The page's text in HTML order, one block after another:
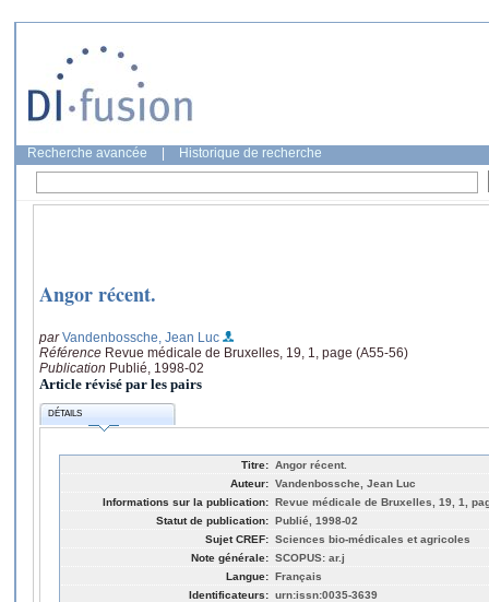
Recherche avancée Historique de recherche
Angor récent.
parVandenbossche, Jean Luc
Référence Revue médicale de Bruxelles, 19, 1, page (A55-56)
Publication Publié, 1998-02
Article révisé par les pairs
DÉTAILS
Titre: Angor récent.
Auteur: Vandenbossche, Jean Luc
Informations sur la publication: Revue médicale de Bruxelles, 19, 1,
Statut de publication: Publié, 1998-02
Sujet CREF: Sciences bio-médicales et agricoles
Note générale: SCOPUS: ar.j
Langue: Français
Identificateurs: urn:issn:0035-3639